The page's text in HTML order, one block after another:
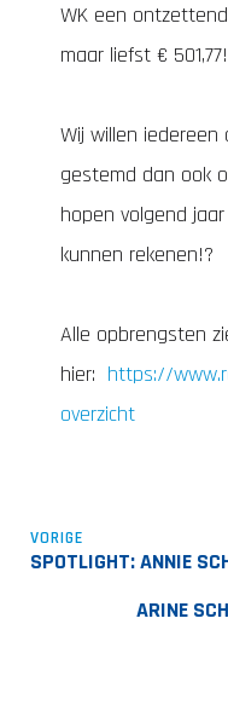
WK een
maar liefst € 501,77!
Wij willen iedereen
gestemd dan ook
hopen volgend
kunnen rekenen!?
Alle opbrengsten
hier: https://
overzicht
VORIGE
SPOTLIGHT: ANNIE
ARINE